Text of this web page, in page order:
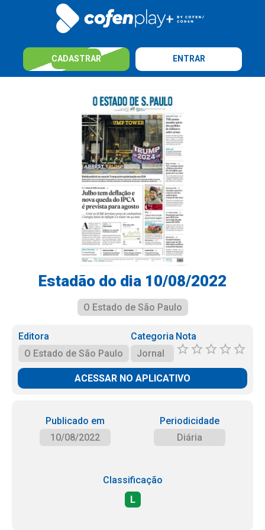
CADASTRAR ENTRAR
Estadão do dia 10/08/2022
O Estado de São Paulo
Editora
O Estado de São Paulo
Categoria
Jornal
Nota
ACESSAR NO APLICATIVO
Publicado em
10/08/2022
Periodicidade
Diária
Classificação
L